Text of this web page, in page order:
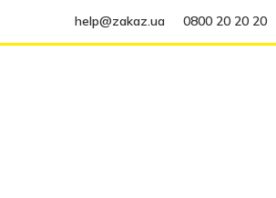
help@zakaz.ua 0800 20 20 20